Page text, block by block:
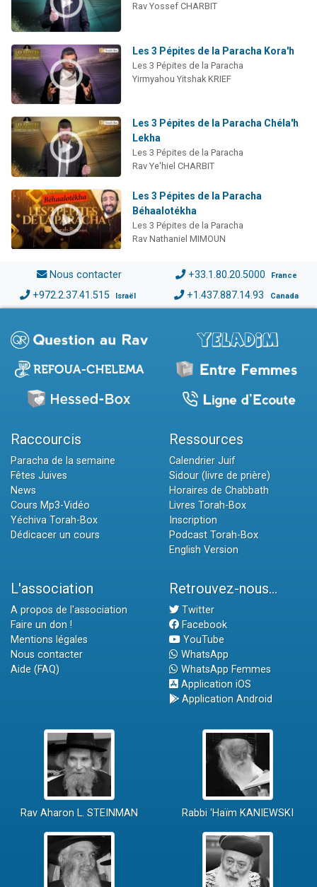
Rav Yossef CHARBIT
Les 3 Pépites de la Paracha Kora'h
Les 3 Pépites de la Paracha
Yirmyahou Yitshak KRIEF
Les 3 Pépites de la Paracha Chéla'h
Lekha
Les 3 Pépites de la Paracha
Rav Ye'hiel CHARBIT
Les 3 Pépites de la Paracha
Béhaalotékha
Les 3 Pépites de la Paracha
Rav Nathaniel MIMOUN
Nous contacter +33.1.80.20.5000 France
+972.2.37.41.515 Israël +1.437.887.14.93 Canada
Raccourcis
Paracha de la semaine
Fêtes Juives
News
Cours Mp3-Vidéo
Yéchiva Torah-Box
Dédicacer un cours
Ressources
Calendrier Juif
Sidour (livre de prière)
Horaires de Chabbath
Livres Torah-Box
Inscription
Podcast Torah-Box
English Version
L'association
A propos de l'association
Faire un don !
Mentions légales
Nous contacter
Aide (FAQ)
Retrouvez-nous...
Twitter
Facebook
YouTube
WhatsApp
WhatsApp Femmes
Application iOS
Application Android
Rav Aharon L. STEINMAN Rabbi 'Haïm KANIEWSKI